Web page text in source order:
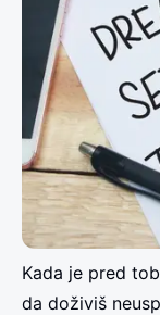
Kada je pred
da doživiš